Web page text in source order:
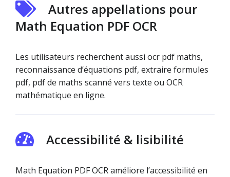
Autres appellations pour
Math Equation PDF OCR
Les utilisateurs recherchent aussi ocr pdf maths,
reconnaissance d’équations pdf, extraire formules
pdf, pdf de maths scanné vers texte ou OCR
mathématique en ligne.
Accessibilité & lisibilité
Math Equation PDF OCR améliore l’accessibilité en